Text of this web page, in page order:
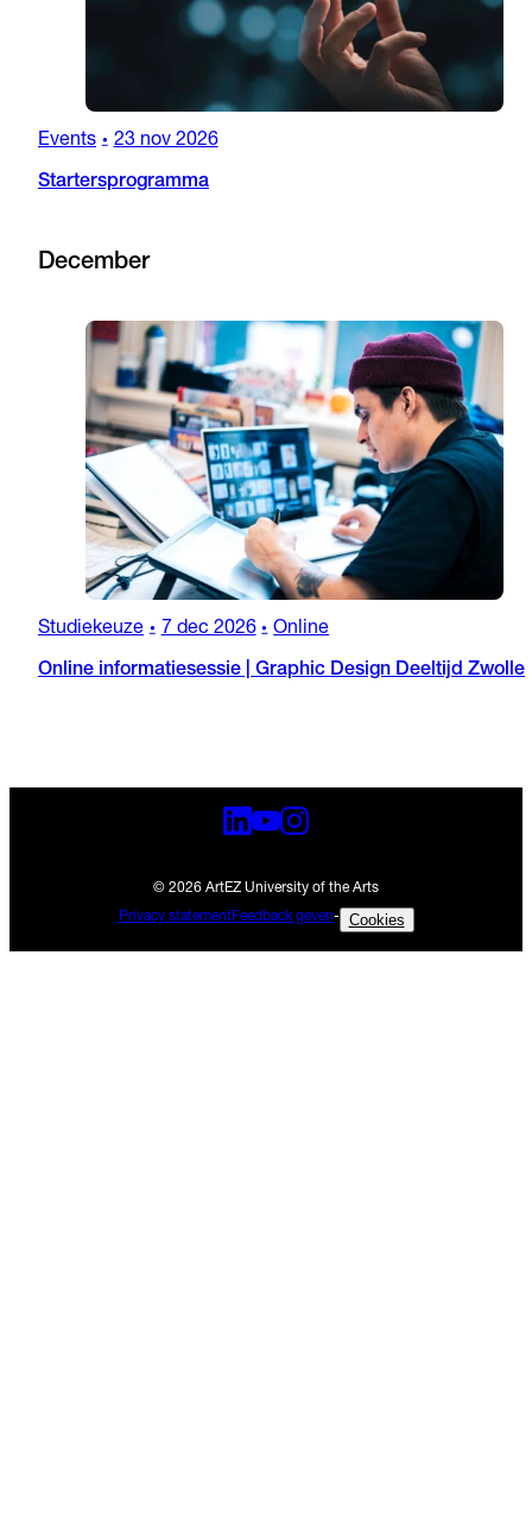
Events • 23 nov 2026
Startersprogramma
December
Studiekeuze • 7 dec 2026 • Online
Online informatiesessie | Graphic Design Deeltijd Zwolle
© 2026 ArtEZ University of the Arts
Privacy statementFeedback geven- Cookies